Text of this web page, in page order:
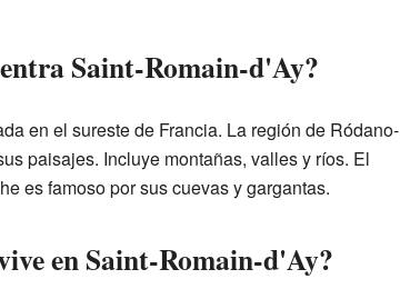
Saint-Romain-d'Ay?
en el sureste de Francia. La región de Ródano-
paisajes. Incluye montañas, valles y ríos. El
es famoso por sus cuevas y gargantas.
en Saint-Romain-d'Ay?